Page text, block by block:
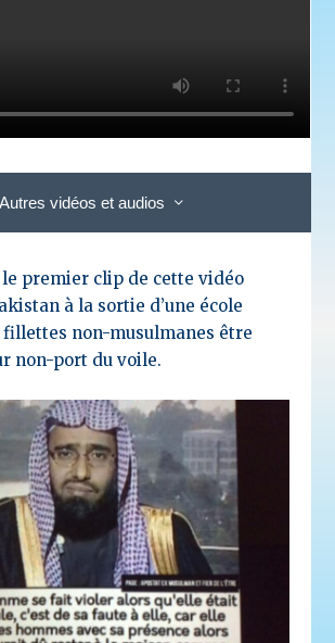
Autres vidéos et audios
le premier clip de cette vidéo
à la sortie d’une école
fillettes non-musulmanes être
non-port du voile.